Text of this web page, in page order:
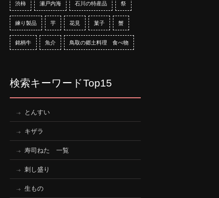
渋柿 瀬戸内海 石川の特産品 祭
練り製品 芋 花見 菓子 蟹
銘柄牛 魚介 鳥取の郷土料理 食べ物
検索キーワードTop15
とんすい
キザラ
寿司ねた 一覧
刺し盛り
生もの